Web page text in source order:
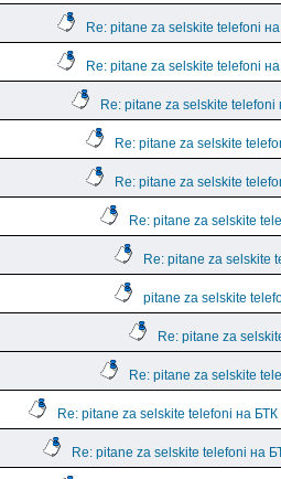
Re: pitane za selskite telefoni
Re: pitane za selskite telefoni
Re: pitane za selskite telefoni
Re: pitane za selskite
Re: pitane za selskite
Re: pitane za selskite
Re: pitane za selskite
pitane za selskite
Re: pitane za
Re: pitane za selskite
Re: pitane za selskite telefoni на БТК
Re: pitane za selskite telefoni на